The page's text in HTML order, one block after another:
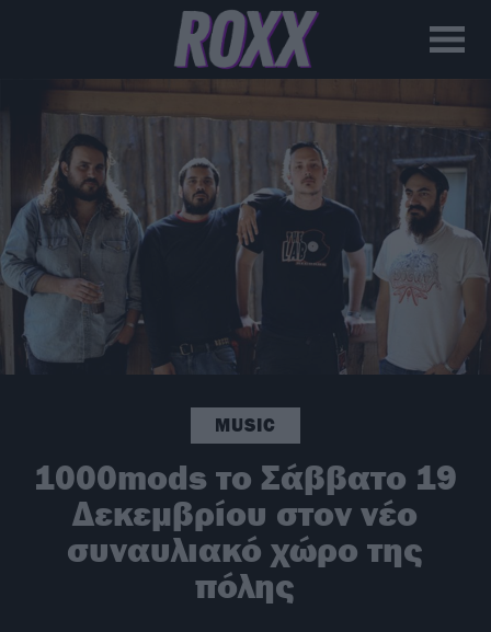
MUSIC
1000mods το Σάββατο 19
Δεκεμβρίου στον νέο
συναυλιακό χώρο της
πόλης